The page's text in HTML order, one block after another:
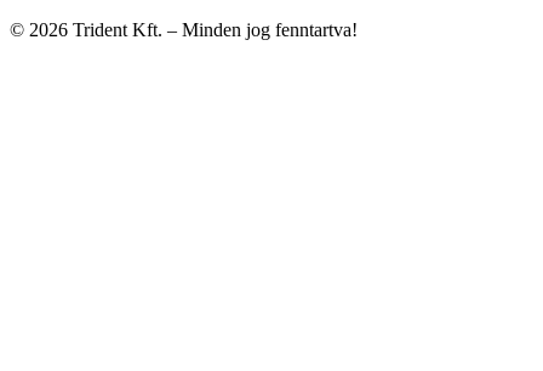
© 2026 Trident Kft. – Minden jog fenntartva!